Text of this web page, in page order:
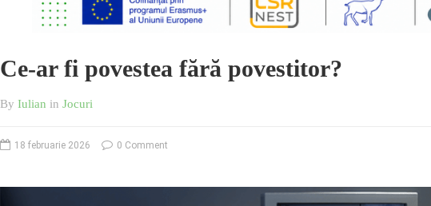
Ce-ar fi povestea fără povestitor?
By Iulian in Jocuri
18 februarie 2026 0 Comment